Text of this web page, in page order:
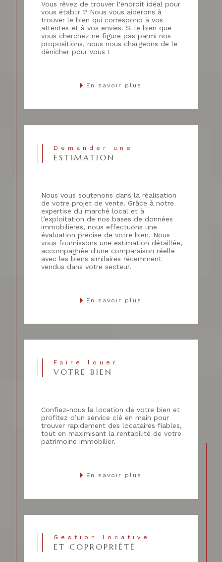
Vous rêvez de trouver l'endroit idéal pour
vous établir ? Nous vous aiderons à
trouver le bien qui correspond à vos
attentes et à vos envies. Si le bien que
vous cherchez ne figure pas parmi nos
propositions, nous nous chargeons de le
dénicher pour vous !
En savoir plus
Demander une
ESTIMATION
Nous vous soutenons dans la réalisation
de votre projet de vente. Grâce à notre
expertise du marché local et à
l’exploitation de nos bases de données
immobilières, nous effectuons une
évaluation précise de votre bien. Nous
vous fournissons une estimation détaillée,
accompagnée d'une comparaison réelle
avec les biens similaires récemment
vendus dans votre secteur.
En savoir plus
Faire louer
VOTRE BIEN
Confiez-nous la location de votre bien et
profitez d’un service clé en main pour
trouver rapidement des locataires fiables,
tout en maximisant la rentabilité de votre
patrimoine immobilier.
En savoir plus
Gestion locative
ET COPROPRIÉTÉ